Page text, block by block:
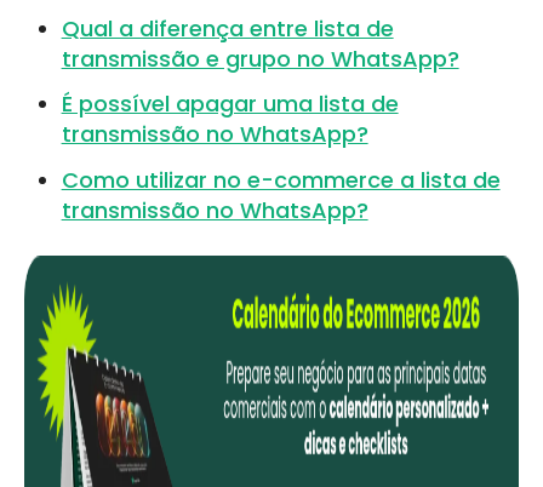
Qual a diferença entre lista de
transmissão e grupo no WhatsApp?
É possível apagar uma lista de
transmissão no WhatsApp?
Como utilizar no e-commerce a lista de
transmissão no WhatsApp?